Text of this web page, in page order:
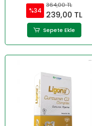
%34
364,00 TL
239,00 TL
Sepete Ekle